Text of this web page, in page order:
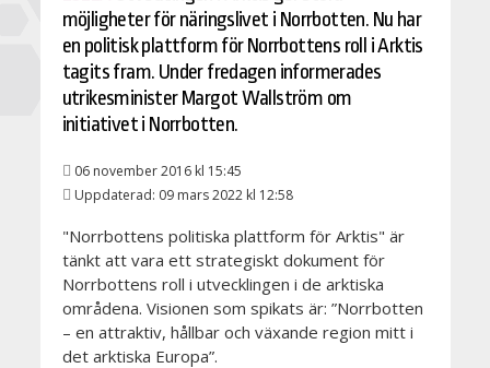
möjligheter för näringslivet i Norrbotten. Nu har
en politisk plattform för Norrbottens roll i Arktis
tagits fram. Under fredagen informerades
utrikesminister Margot Wallström om
initiativet i Norrbotten.
06 november 2016 kl 15:45
Uppdaterad: 09 mars 2022 kl 12:58
"Norrbottens politiska plattform för Arktis" är
tänkt att vara ett strategiskt dokument för
Norrbottens roll i utvecklingen i de arktiska
områdena. Visionen som spikats är: ”Norrbotten
– en attraktiv, hållbar och växande region mitt i
det arktiska Europa”.